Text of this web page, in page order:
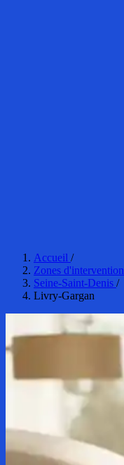
Accueil /
Zones d'intervention
Seine-Saint-Denis /
Livry-Gargan